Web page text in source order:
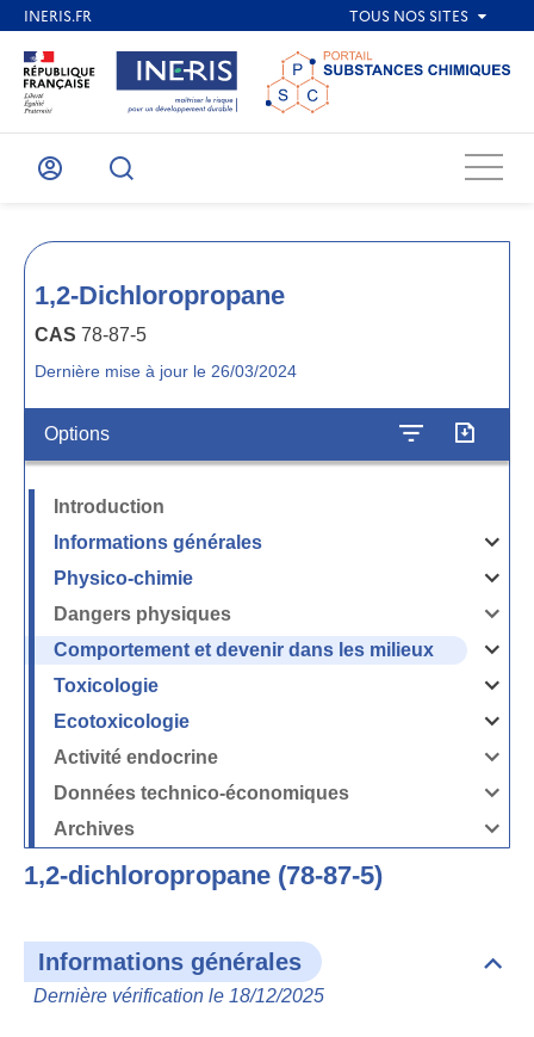
Mon
Recherche
Menu
1,2-Dichloropropane
CAS 78-87-5
Dernière mise à jour le 26/03/2024
Options
Introduction
Informations générales
Ouvrir
la
générales
Physico-chimie
Ouvrir
la
chimie
Dangers physiques
Ouvrir
la
Comportement et devenir dans les milieux
Ouvrir
la
et
les
milieux
Toxicologie
Ouvrir
la
Ecotoxicologie
Ouvrir
la
Activité endocrine
Ouvrir
la
endocrine
Données technico-économiques
Ouvrir
la
Données
Archives
Ouvrir
1,2-dichloropropane (78-87-5)
Informations générales
Dernière vérification le 18/12/2025